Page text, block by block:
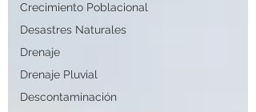
Crecimiento Poblacional
Desastres Naturales
Drenaje
Drenaje Pluvial
Descontaminación